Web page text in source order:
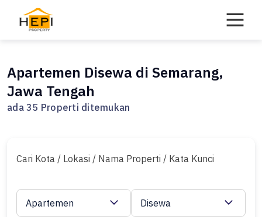
content
Apartemen Disewa di Semarang,
Jawa Tengah
ada 35 Properti ditemukan
Cari Kota / Lokasi / Nama Properti / Kata Kunci
Apartemen Disewa